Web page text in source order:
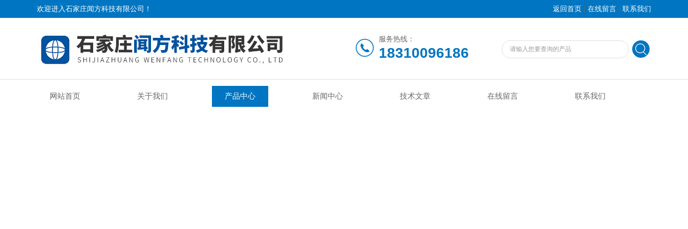
欢迎进入石家庄闻方科技有限公司！ 返回首页 | 在线留言 | 联系我们
服务热线：
18310096186
网站首页 关于我们 产品中心 新闻中心 技术文章 在线留言 联系我们